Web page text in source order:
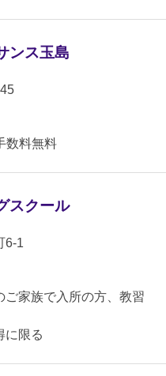
ンス玉島
数料無料
スクール
6-1
ご家族で入所の方、教習
に限る